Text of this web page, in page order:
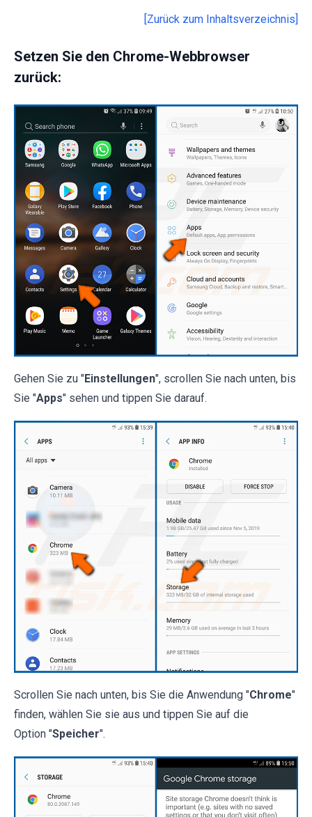
[Zurück zum Inhaltsverzeichnis]
Setzen Sie den Chrome-Webbrowser
zurück:
Gehen Sie zu "Einstellungen", scrollen Sie nach unten, bis
Sie "Apps" sehen und tippen Sie darauf.
Scrollen Sie nach unten, bis Sie die Anwendung "Chrome"
finden, wählen Sie sie aus und tippen Sie auf die
Option "Speicher".